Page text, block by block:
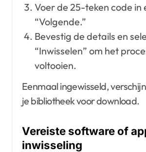
Voer de 25-teken code in
“Volgende.”
Bevestig de details en
“Inwisselen” om het
voltooien.
Eenmaal ingewisseld,
je bibliotheek voor download.
Vereiste software of
inwisseling